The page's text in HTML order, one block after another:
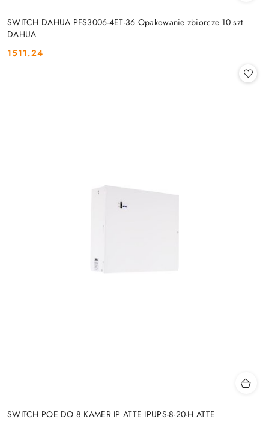
SWITCH DAHUA PFS3006-4ET-36 Opakowanie zbiorcze 10 szt
DAHUA
Cena:
1511.24
SWITCH POE DO 8 KAMER IP ATTE IPUPS-8-20-H ATTE